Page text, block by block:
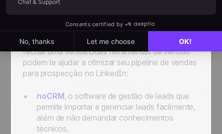
é o processo que vai
desde a primeira prospecção de um perfil do
LinkedIn até o contato, com a possibilidade de
fechar uma venda.Duas ferramentas de vendas
podem te ajudar a otimizar seu pipeline de vendas
para prospecção no LinkedIn:
noCRM, o software de gestão de leads que
permite importar e gerenciar leads facilmente,
além de não demandar conhecimentos
técnicos.